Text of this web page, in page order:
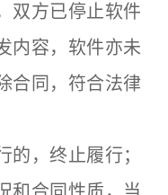
双方已停止软件
内容，软件亦未
合同，符合法律
，终止履行；